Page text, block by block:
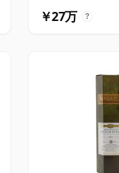
￥27万 ?